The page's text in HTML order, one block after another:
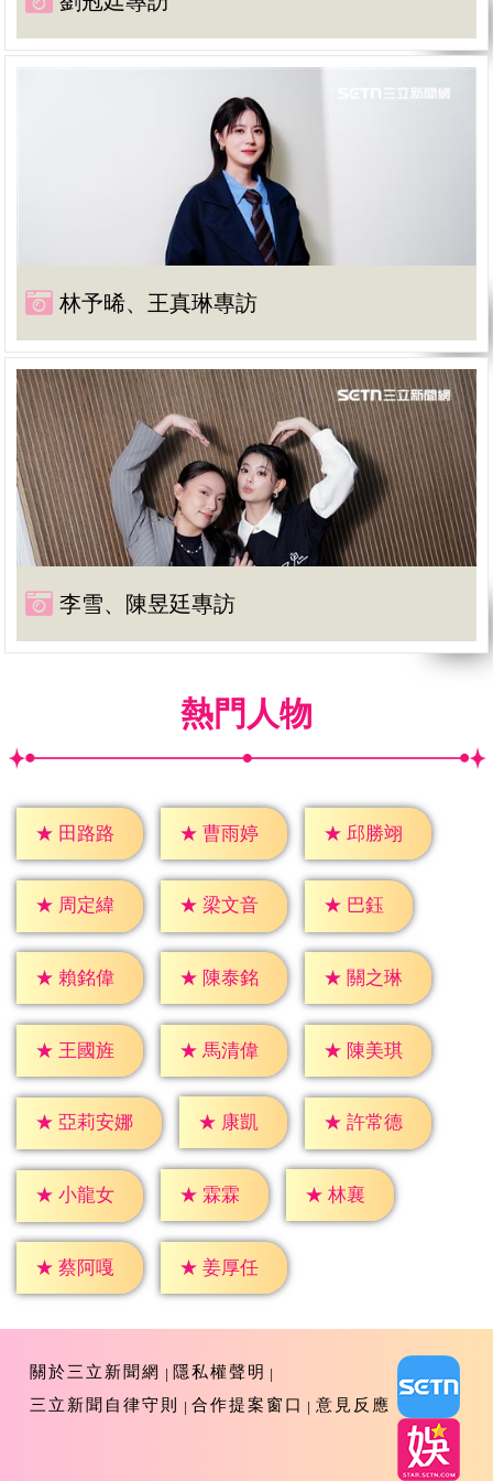
林予晞、王真琳專訪
李雪、陳昱廷專訪
熱門人物
★ 田路路 ★ 曹雨婷 ★ 邱勝翊
★ 周定緯 ★ 梁文音 ★ 巴鈺
★ 賴銘偉 ★ 陳泰銘 ★ 關之琳
★ 王國旌 ★ 馬清偉 ★ 陳美琪
★ 亞莉安娜 ★ 康凱 ★ 許常德
★ 小龍女 ★ 霖霖 ★ 林襄
★ 蔡阿嘎 ★ 姜厚任
關於三立新聞網
隱私權聲明
三立新聞自律守則
合作提案窗口 意見反應